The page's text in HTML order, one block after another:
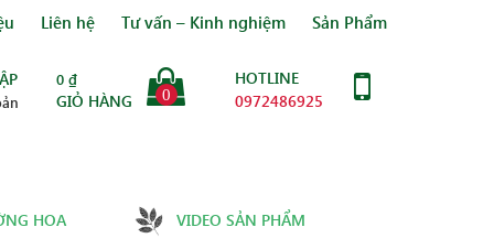
Liên hệ Tư vấn – Kinh nghiệm Sản Phẩm
0 ₫
GIỎ HÀNG 0
HOTLINE
0972486925
HOA VIDEO SẢN PHẨM